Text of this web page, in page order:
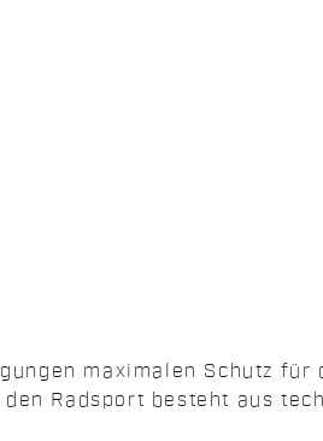
maximalen Schutz für
Radsport besteht aus